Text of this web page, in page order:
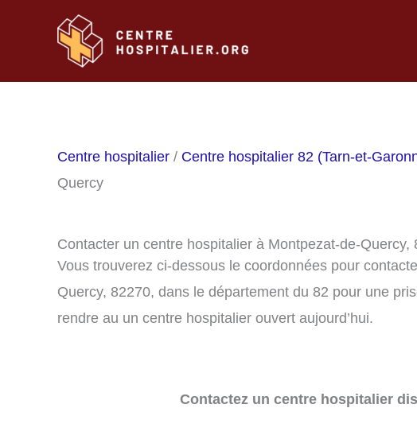
Centre hospitalier / Centre hospitalier 82 (Tarn-et-
Quercy
Contacter un centre hospitalier à Montpezat-de-Quercy,
Vous trouverez ci-dessous le coordonnées pour
Quercy, 82270, dans le département du 82 pour une
rendre au un centre hospitalier ouvert aujourd’hui.
Contactez un centre hospitalier